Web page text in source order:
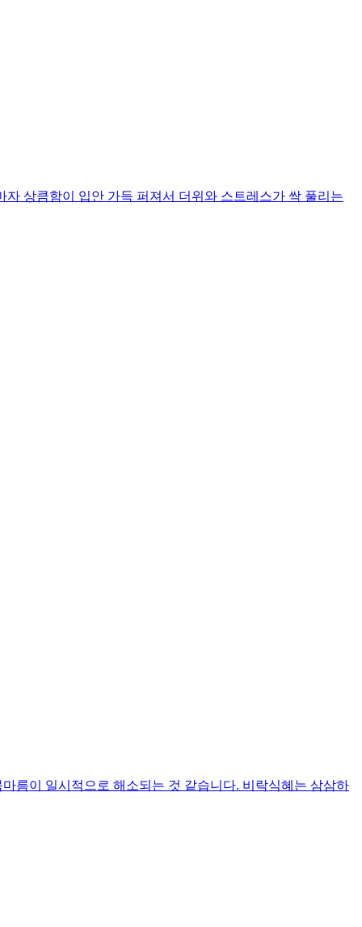
상큼함이 입안 가득 퍼져서 더위와 스트레스가 싹 풀리는
름이 일시적으로 해소되는 것 같습니다. 비락식혜는 삼삼하